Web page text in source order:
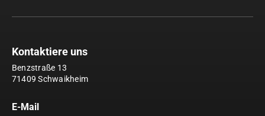
Kontaktiere uns
Benzstraße 13
71409 Schwaikheim
E-Mail